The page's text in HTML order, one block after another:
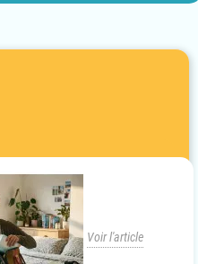
Voir l'article